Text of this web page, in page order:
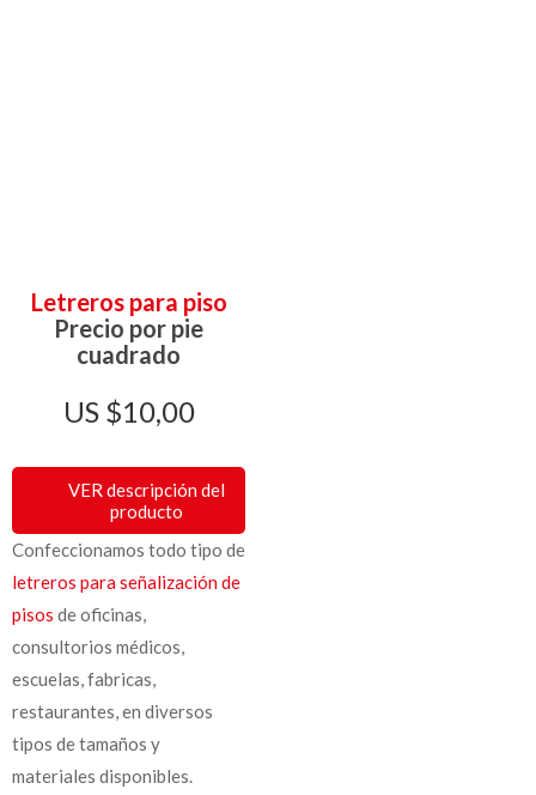
Letreros para piso
Precio por pie
cuadrado
$10,00
VER descripción del
producto
Confeccionamos todo tipo de
letreros para señalización de
pisos de oficinas,
consultorios médicos,
escuelas, fabricas,
restaurantes, en diversos
tipos de tamaños y
materiales disponibles.